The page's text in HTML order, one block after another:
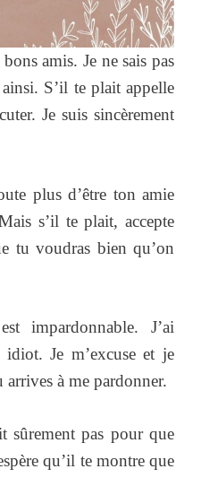
amis. Je ne sais pas
S’il te plait appelle
Je suis sincèrement
plus d’être ton amie
s’il te plait, accepte
tu voudras bien qu’on
impardonnable. J’ai
Je m’excuse et je
à me pardonner.
sûrement pas pour que
qu’il te montre que